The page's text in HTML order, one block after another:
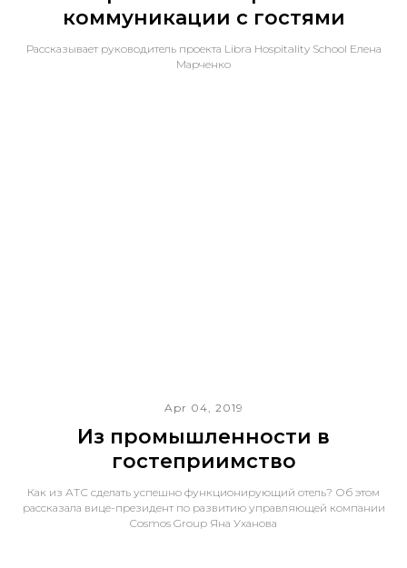
коммуникации с гостями
Рассказывает руководитель проекта Libra Hospitality School Елена
Марченко
Apr 04, 2019
Из промышленности в
гостеприимство
Как из АТС сделать успешно функционирующий отель? Об этом
рассказала вице-президент по развитию управляющей компании
Cosmos Group Яна Уханова